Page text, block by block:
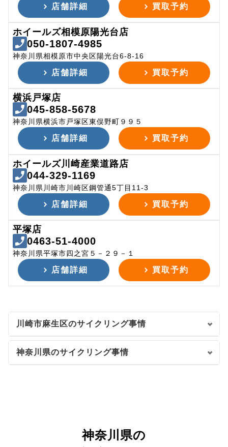
店舗詳細 買取予約
ホイールズ相模原陽光台店
050-1807-4985
神奈川県相模原市中央区陽光台6-8-16
店舗詳細 買取予約
横浜戸塚店
045-858-5678
神奈川県横浜市戸塚区東俣野町９９５
店舗詳細 買取予約
ホイールズ川崎産業道路店
044-329-1169
神奈川県川崎市川崎区鋼管通5丁目11-3
店舗詳細 買取予約
平塚店
0463-51-4000
神奈川県平塚市四之宮５－２９－１
店舗詳細 買取予約
川崎市麻生区のサイクリング事情
神奈川県のサイクリング事情
神奈川県の